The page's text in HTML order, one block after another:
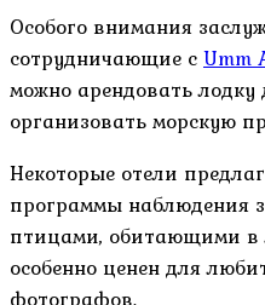
Особого внимания
сотрудничающие сUmm
можно арендовать
организовать морскую
Некоторые отели
программы наблюдения
птицами, обитающими в
особенно ценен для